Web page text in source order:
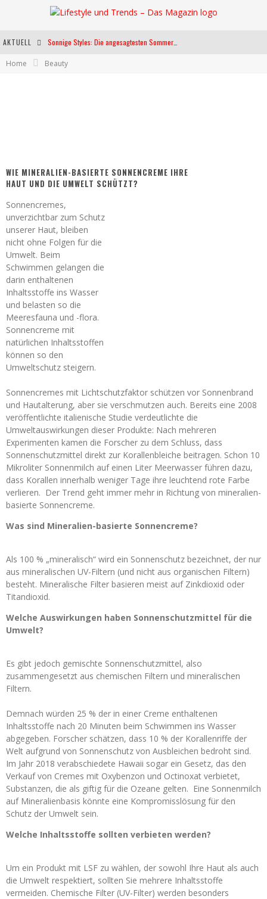
AKTUELL
Home Beauty
WIE MINERALIEN-BASIERTE SONNENCREME IHRE
HAUT UND DIE UMWELT SCHÜTZT?
Sonnencremes,
unverzichtbar zum Schutz
unserer Haut, bleiben
nicht ohne Folgen für die
Umwelt. Beim
Schwimmen gelangen die
darin enthaltenen
Inhaltsstoffe ins Wasser
und belasten so die
Meeresfauna und -flora.
Sonnencreme mit
natürlichen Inhaltsstoffen
können so den
Umweltschutz steigern.
Sonnencremes mit Lichtschutzfaktor schützen vor Sonnenbrand
und Hautalterung, aber sie verschmutzen auch. Bereits eine 2008
veröffentlichte italienische Studie verdeutlichte die
Umweltauswirkungen dieser Produkte: Nach mehreren
Experimenten kamen die Forscher zu dem Schluss, dass
Sonnenschutzmittel direkt zur Korallenbleiche beitragen. Schon 10
Mikroliter Sonnenmilch auf einen Liter Meerwasser führen dazu,
dass Korallen innerhalb weniger Tage ihre leuchtend rote Farbe
verlieren. Der Trend geht immer mehr in Richtung von mineralien-
basierte Sonnencreme.
Was sind Mineralien-basierte Sonnencreme?
Als 100 % „mineralisch“ wird ein Sonnenschutz bezeichnet, der nur
aus mineralischen UV-Filtern (und nicht aus organischen Filtern)
besteht. Mineralische Filter basieren meist auf Zinkdioxid oder
Titandioxid.
Welche Auswirkungen haben Sonnenschutzmittel für die
Umwelt?
Es gibt jedoch gemischte Sonnenschutzmittel, also
zusammengesetzt aus chemischen Filtern und mineralischen
Filtern.
Demnach würden 25 % der in einer Creme enthaltenen
Inhaltsstoffe nach 20 Minuten beim Schwimmen ins Wasser
abgegeben. Forscher schätzen, dass 10 % der Korallenriffe der
Welt aufgrund von Sonnenschutz von Ausbleichen bedroht sind.
Im Jahr 2018 verabschiedete Hawaii sogar ein Gesetz, das den
Verkauf von Cremes mit Oxybenzon und Octinoxat verbietet,
Substanzen, die als giftig für die Ozeane gelten. Eine Sonnenmilch
auf Mineralienbasis könnte eine Kompromisslösung für den
Schutz der Umwelt sein.
Welche Inhaltsstoffe sollten verbieten werden?
Um ein Produkt mit LSF zu wählen, der sowohl Ihre Haut als auch
die Umwelt respektiert, sollten Sie mehrere Inhaltsstoffe
vermeiden. Chemische Filter (UV-Filter) werden besonders